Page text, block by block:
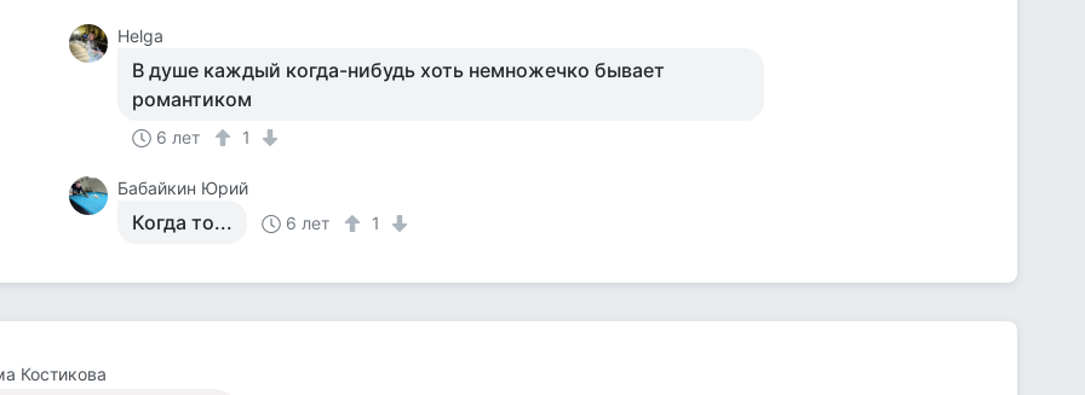
Helga
В душе каждый когда-нибудь хоть немножечко бывает
романтиком
6 лет 1
Бабайкин Юрий
Когда то... 6 лет 1
Костикова